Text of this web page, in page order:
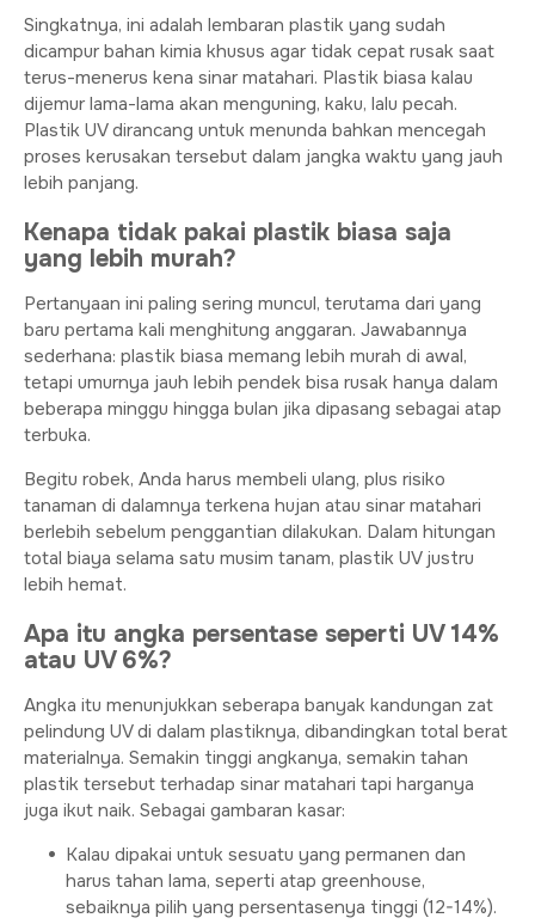
Singkatnya, ini adalah lembaran plastik yang sudah
dicampur bahan kimia khusus agar tidak cepat rusak saat
terus-menerus kena sinar matahari. Plastik biasa kalau
dijemur lama-lama akan menguning, kaku, lalu pecah.
Plastik UV dirancang untuk menunda bahkan mencegah
proses kerusakan tersebut dalam jangka waktu yang jauh
lebih panjang.
Kenapa tidak pakai plastik biasa saja
yang lebih murah?
Pertanyaan ini paling sering muncul, terutama dari yang
baru pertama kali menghitung anggaran. Jawabannya
sederhana: plastik biasa memang lebih murah di awal,
tetapi umurnya jauh lebih pendek bisa rusak hanya dalam
beberapa minggu hingga bulan jika dipasang sebagai atap
terbuka.
Begitu robek, Anda harus membeli ulang, plus risiko
tanaman di dalamnya terkena hujan atau sinar matahari
berlebih sebelum penggantian dilakukan. Dalam hitungan
total biaya selama satu musim tanam, plastik UV justru
lebih hemat.
Apa itu angka persentase seperti UV 14%
atau UV 6%?
Angka itu menunjukkan seberapa banyak kandungan zat
pelindung UV di dalam plastiknya, dibandingkan total berat
materialnya. Semakin tinggi angkanya, semakin tahan
plastik tersebut terhadap sinar matahari tapi harganya
juga ikut naik. Sebagai gambaran kasar:
Kalau dipakai untuk sesuatu yang permanen dan
harus tahan lama, seperti atap greenhouse,
sebaiknya pilih yang persentasenya tinggi (12-14%).